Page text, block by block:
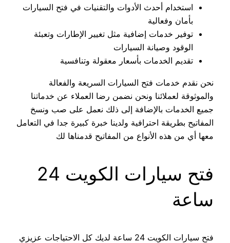
استخدام أحدث الأدوات والتقنيات في فتح السيارات
بأمان وفعالية
توفير خدمات إضافية مثل تغيير الإطارات وتعبئة
الوقود وصيانة السيارات
تقديم الخدمات بأسعار معقولة وتنافسية
نحن نقدم خدمات فتح السيارات السريعة والفعالة
والموثوقة لعملائنا ونحن نضمن رضا العملاء عن خدماتنا
جميع الخدمات بالإضافة إلى ذلك نعمل على صب ونسخ
المفاتيح بطريقة احترافية ولدينا خبرة كبيرة جدا في التعامل
معها أي من هذه الأنواع من المفاتيح قدمناها لك
فتح سيارات الكويت 24
ساعة
فتح سيارات الكويت 24 ساعة لديك كل الاحتياجات عزيزي